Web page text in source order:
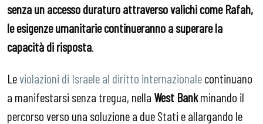
senza un accesso duraturo attraverso valichi come Rafah,
le esigenze umanitarie continueranno a superare la
capacità di risposta
Leviolazioni di Israele al diritto internazionalecontinuano
a manifestarsi senza tregua, nella West Bankminando il
percorso verso una soluzione a due Stati e allargando le